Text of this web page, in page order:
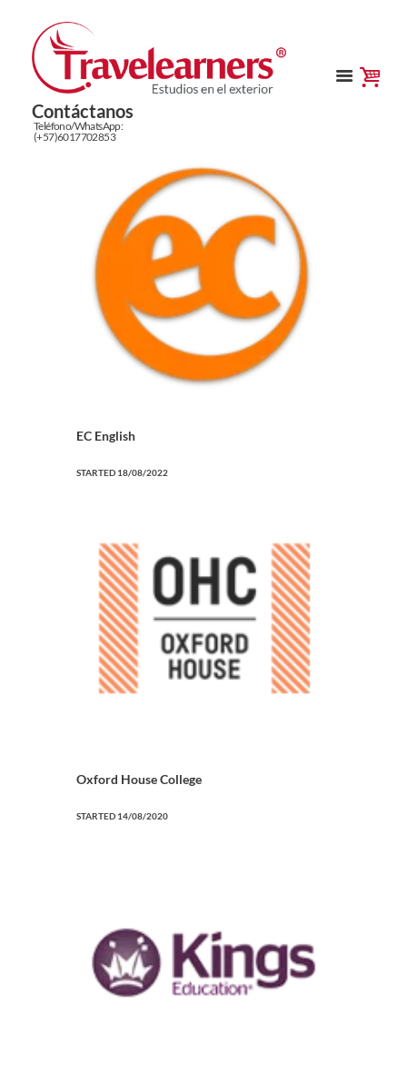
Contáctanos
Teléfono/WhatsApp:
(+57)6017702853
EC English
STARTED18/08/2022
Oxford House College
STARTED14/08/2020